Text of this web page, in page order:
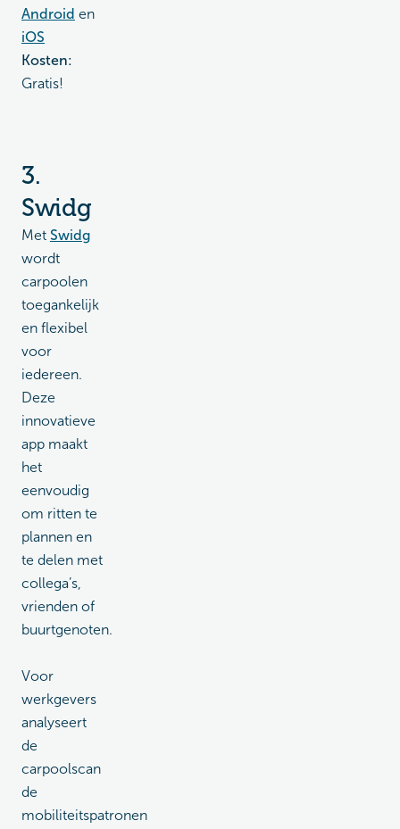
Android en
iOS
Kosten:
Gratis!
3.
Swidg
Met Swidg
wordt
carpoolen
toegankelijk
en flexibel
voor
iedereen.
Deze
innovatieve
app maakt
het
eenvoudig
om ritten te
plannen en
te delen met
collega’s,
vrienden of
buurtgenoten.
Voor
werkgevers
analyseert
de
carpoolscan
de
mobiliteitspatronen